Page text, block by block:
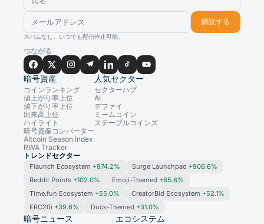
購読する
スパムなし。いつでも配信停止可能。
つながる
暗号資産
コインランキング
値上がり率上位
値下がり率上位
出来高上位
ハイライト
暗号資産コンバーター
Altcoin Season Index
RWA Tracker
人気セクター
セクターハブ
AI
デファイ
ミームコイン
ステーブルコインズ
トレンドセクター
Flaunch Ecosystem +974.2% Surge Launchpad +906.6%
Reddit Points +102.0% Emoji-Themed +85.8%
Time.fun Ecosystem +55.0% CreatorBid Ecosystem +52.1%
ERC20i +39.6% Duck-Themed +31.0%
暗号ニュース エコシステム